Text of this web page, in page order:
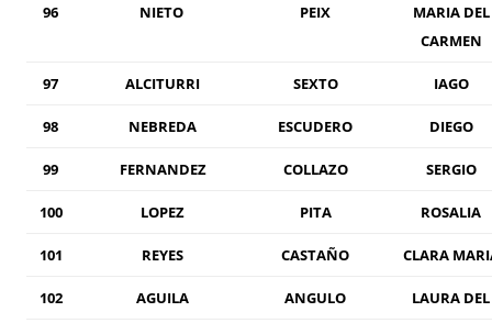
96 NIETO PEIX
MARIA DEL
CARMEN
97 ALCITURRI SEXTO IAGO
98 NEBREDA ESCUDERO DIEGO
99 FERNANDEZ COLLAZO SERGIO
100 LOPEZ PITA ROSALIA
101 REYES CASTAÑO CLARA
102 AGUILA ANGULO LAURA DEL